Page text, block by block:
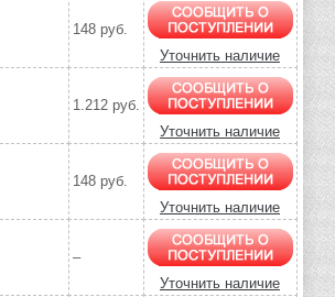
148 руб.
Уточнить наличие
1.212 руб.
Уточнить наличие
148 руб.
Уточнить наличие
–
Уточнить наличие